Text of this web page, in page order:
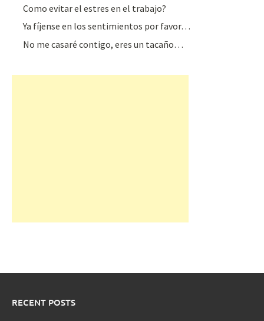
Como evitar el estres en el trabajo?
Ya fíjense en los sentimientos por favor…
No me casaré contigo, eres un tacaño…
RECENT POSTS